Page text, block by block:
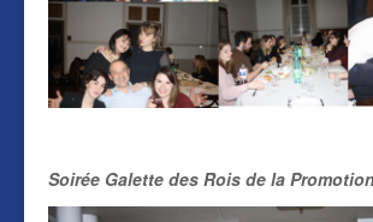
Soirée Galette des Rois de la